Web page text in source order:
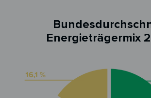
Energieträgermix